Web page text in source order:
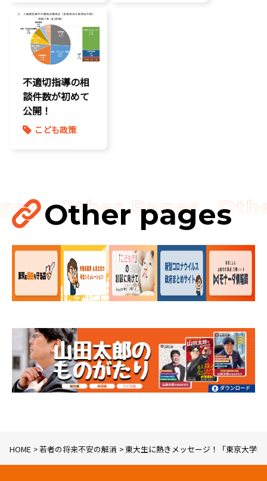
こどもDX
こどもの権利
こども政策
命を守る
将来不安
不適切指導の相
談件数が初めて
公開！
こども政策
Other pages
HOME 若者の将来不安の解消 東大生に熱きメッセージ！「東京大学